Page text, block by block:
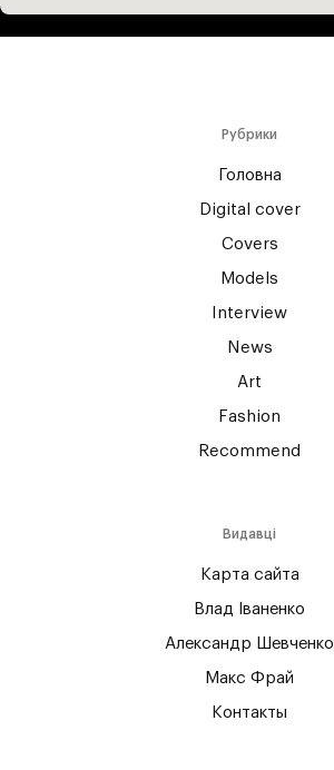
Рубрики
Головна
Digital cover
Covers
Models
Interview
News
Art
Fashion
Recommend
Видавці
Карта сайта
Влад Іваненко
Александр Шевченко
Макс Фрай
Контакты